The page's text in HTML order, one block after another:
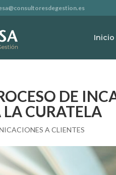
Inicio
DE
CURATELA
A CLIENTES